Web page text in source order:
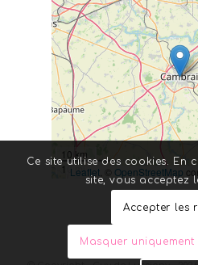
10 km
10 mi
Leaflet , © OpenStreetMap
Ce site utilise des cookies. En
site, vous acceptez
Accepter les
Masquer